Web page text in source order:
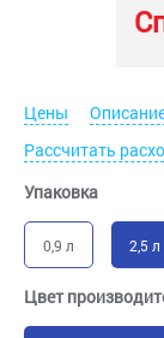
Цены
Рассчитать
Упаковка
0,9 л 2,5 л
Цвет